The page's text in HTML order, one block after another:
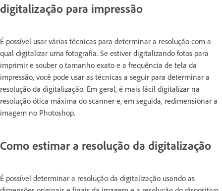
digitalização para impressão
É possível usar várias técnicas para determinar a resolução com a
qual digitalizar uma fotografia. Se estiver digitalizando fotos para
imprimir e souber o tamanho exato e a frequência de tela da
impressão, você pode usar as técnicas a seguir para determinar a
resolução da digitalização. Em geral, é mais fácil digitalizar na
resolução ótica máxima do scanner e, em seguida, redimensionar a
imagem no Photoshop.
Como estimar a resolução da digitalização
É possível determinar a resolução da digitalização usando as